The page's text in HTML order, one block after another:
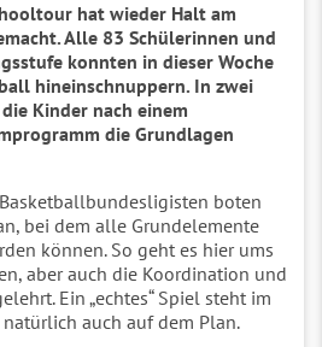
hat wieder Halt am
Alle 83 Schülerinnen und
konnten in dieser Woche
hineinschnuppern. In zwei
Kinder nach einem
die Grundlagen
boten
bei dem alle Grundelemente
können. So geht es hier ums
aber auch die Koordination und
Ein „echtes“ Spiel steht im
auch auf dem Plan.